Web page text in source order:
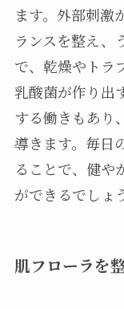
ます。外部刺激
ランスを整え、
で、乾燥やトラ
乳酸菌が作り出
する働きもあり
導きます。毎日
ることで、健や
ができるでしょ
肌フローラを